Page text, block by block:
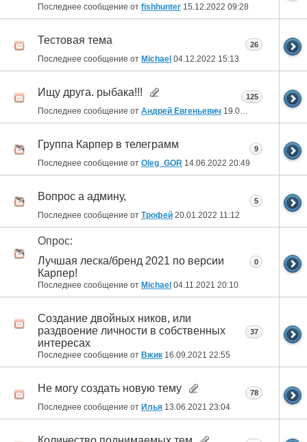
Последнее сообщение от fishhunter 15.12.2022 09:28
Тестовая тема
Последнее сообщение от Michael 04.12.2022 15:13
26
Ищу друга. рыбака!!!
Последнее сообщение от Андрей Евгеньевич 19.07.2022 16:03
125
Группа Карпер в телеграмм
Последнее сообщение от Oleg_GOR 14.06.2022 20:49
9
Вопрос а админу,
Последнее сообщение от Трофей 20.01.2022 11:12
5
Опрос:
Лучшая леска/бренд 2021 по версии
Карпер!
Последнее сообщение от Michael 04.11.2021 20:10
0
Создание двойных ников, или
раздвоение личности в собственных
интересах
Последнее сообщение от Вжик 16.09.2021 22:55
37
Не могу создать новую тему
Последнее сообщение от Илья 13.06.2021 23:04
78